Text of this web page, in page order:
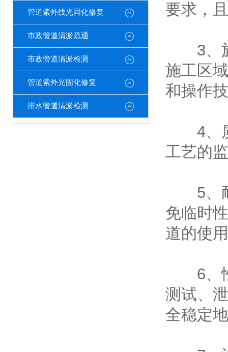
管道紫外线光固化修复
市政管道清淤疏通
市政管道清淤检测
管道紫外光固化修复
排水管道清淤检测
要求，
3、施
施工区
和操作
4、质
工艺的
5、耐
免临时
道的使
6、性
测试、
全稳定